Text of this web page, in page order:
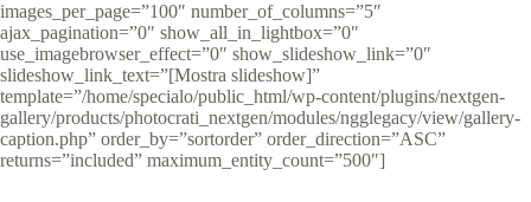
images_per_page=”100″ number_of_columns=”5″
ajax_pagination=”0″ show_all_in_lightbox=”0″
use_imagebrowser_effect=”0″ show_slideshow_link=”0″
slideshow_link_text=”[Mostra slideshow]”
template=”/home/specialo/public_html/wp-content/plugins/nextgen-
gallery/products/photocrati_nextgen/modules/ngglegacy/view/gallery-
caption.php” order_by=”sortorder” order_direction=”ASC”
returns=”included” maximum_entity_count=”500″]